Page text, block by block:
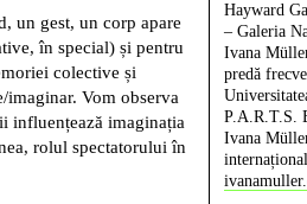
un gest, un corp apare
în special) și pentru
colective și
Vom observa
influențează imaginația
rolul spectatorului în
Hayward
– Galeria
Ivana
predă
P.A.R.T.S.
Ivana